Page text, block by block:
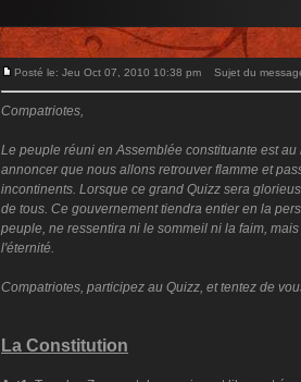
Posté le: Jeu Oct 07, 2010 10:38 pm Sujet du
Compatriotes,
Le peuple réuni en Assemblée constituante est
annoncer que nous allons retrouver flamme et
incontinents. Lorsque ce grand Quizz sera
de tous. Ce gouvernement tiendra entier en la
peuple, ne ressentira ni le sommeil ni la faim,
l'éternité.
Compatriotes, participez au Quizz, et tentez de
La Constitution